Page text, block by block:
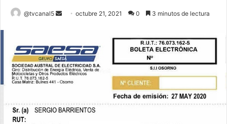
@tvcanal5
Sendoctubre 21, 2021 0 3 minutos de lectura